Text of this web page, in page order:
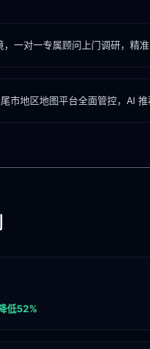
一对一专属顾问上门调研，精
市地区地图平台全面管控，AI
低52%